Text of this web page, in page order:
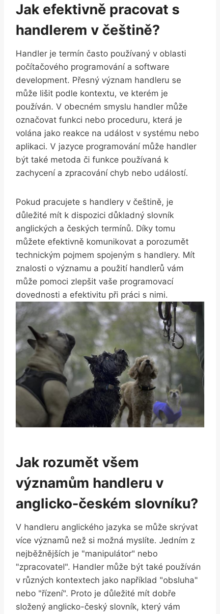
Jak efektivně pracovat s
handlerem v češtině?
Handler je termín často používaný v oblasti
počítačového programování a software
development. Přesný význam handleru se
může lišit podle kontextu, ve kterém je
používán. V obecném smyslu handler může
označovat funkci nebo proceduru, která je
volána jako reakce na událost v systému nebo
aplikaci. V jazyce programování může handler
být také metoda či funkce používaná k
zachycení a zpracování chyb nebo událostí.
Pokud pracujete s handlery v češtině, je
důležité mít k dispozici důkladný slovník
anglických a českých termínů. Díky tomu
můžete efektivně komunikovat a porozumět
technickým pojmem spojeným s handlery. Mít
znalosti o významu a použití handlerů vám
může pomoci zlepšit vaše programovací
dovednosti a efektivitu při práci s nimi.
Jak rozumět všem
významům handleru v
anglicko-českém slovníku?
V handleru anglického jazyka se může skrývat
více významů než si možná myslíte. Jedním z
nejběžnějších je "manipulátor" nebo
"zpracovatel". Handler může být také používán
v různých kontextech jako například "obsluha"
nebo "řízení". Proto je důležité mít dobře
složený anglicko-český slovník, který vám